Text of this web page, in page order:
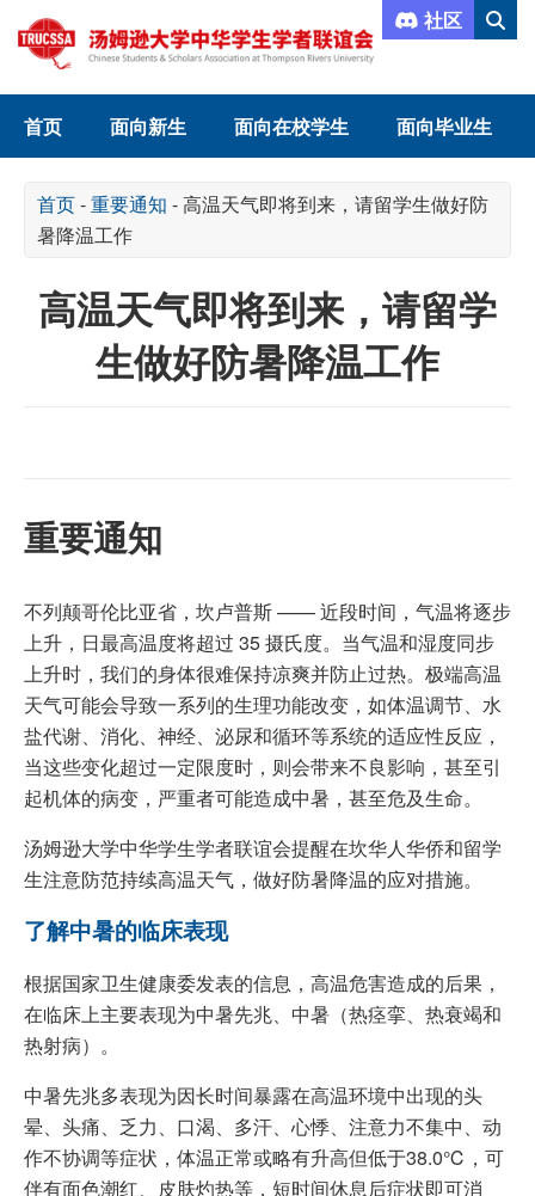
社区
首页 面向新生 面向在校学生 面向毕业生
首页-重要通知 -高温天气即将到来，请留学生做好防
暑降温工作
高温天气即将到来，请留学
生做好防暑降温工作
重要通知
不列颠哥伦比亚省，坎卢普斯 —— 近段时间，气温将逐步
上升，日最高温度将超过 35 摄氏度。当气温和湿度同步
上升时，我们的身体很难保持凉爽并防止过热。极端高温
天气可能会导致一系列的生理功能改变，如体温调节、水
盐代谢、消化、神经、泌尿和循环等系统的适应性反应，
当这些变化超过一定限度时，则会带来不良影响，甚至引
起机体的病变，严重者可能造成中暑，甚至危及生命。
汤姆逊大学中华学生学者联谊会提醒在坎华人华侨和留学
生注意防范持续高温天气，做好防暑降温的应对措施。
了解中暑的临床表现
根据国家卫生健康委发表的信息，高温危害造成的后果，
在临床上主要表现为中暑先兆、中暑（热痉挛、热衰竭和
热射病）。
中暑先兆多表现为因长时间暴露在高温环境中出现的头
晕、头痛、乏力、口渴、多汗、心悸、注意力不集中、动
作不协调等症状，体温正常或略有升高但低于38.0℃，可
伴有面色潮红、皮肤灼热等，短时间休息后症状即可消